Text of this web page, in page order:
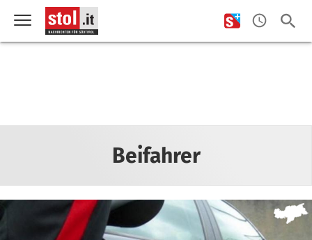
Beifahrer